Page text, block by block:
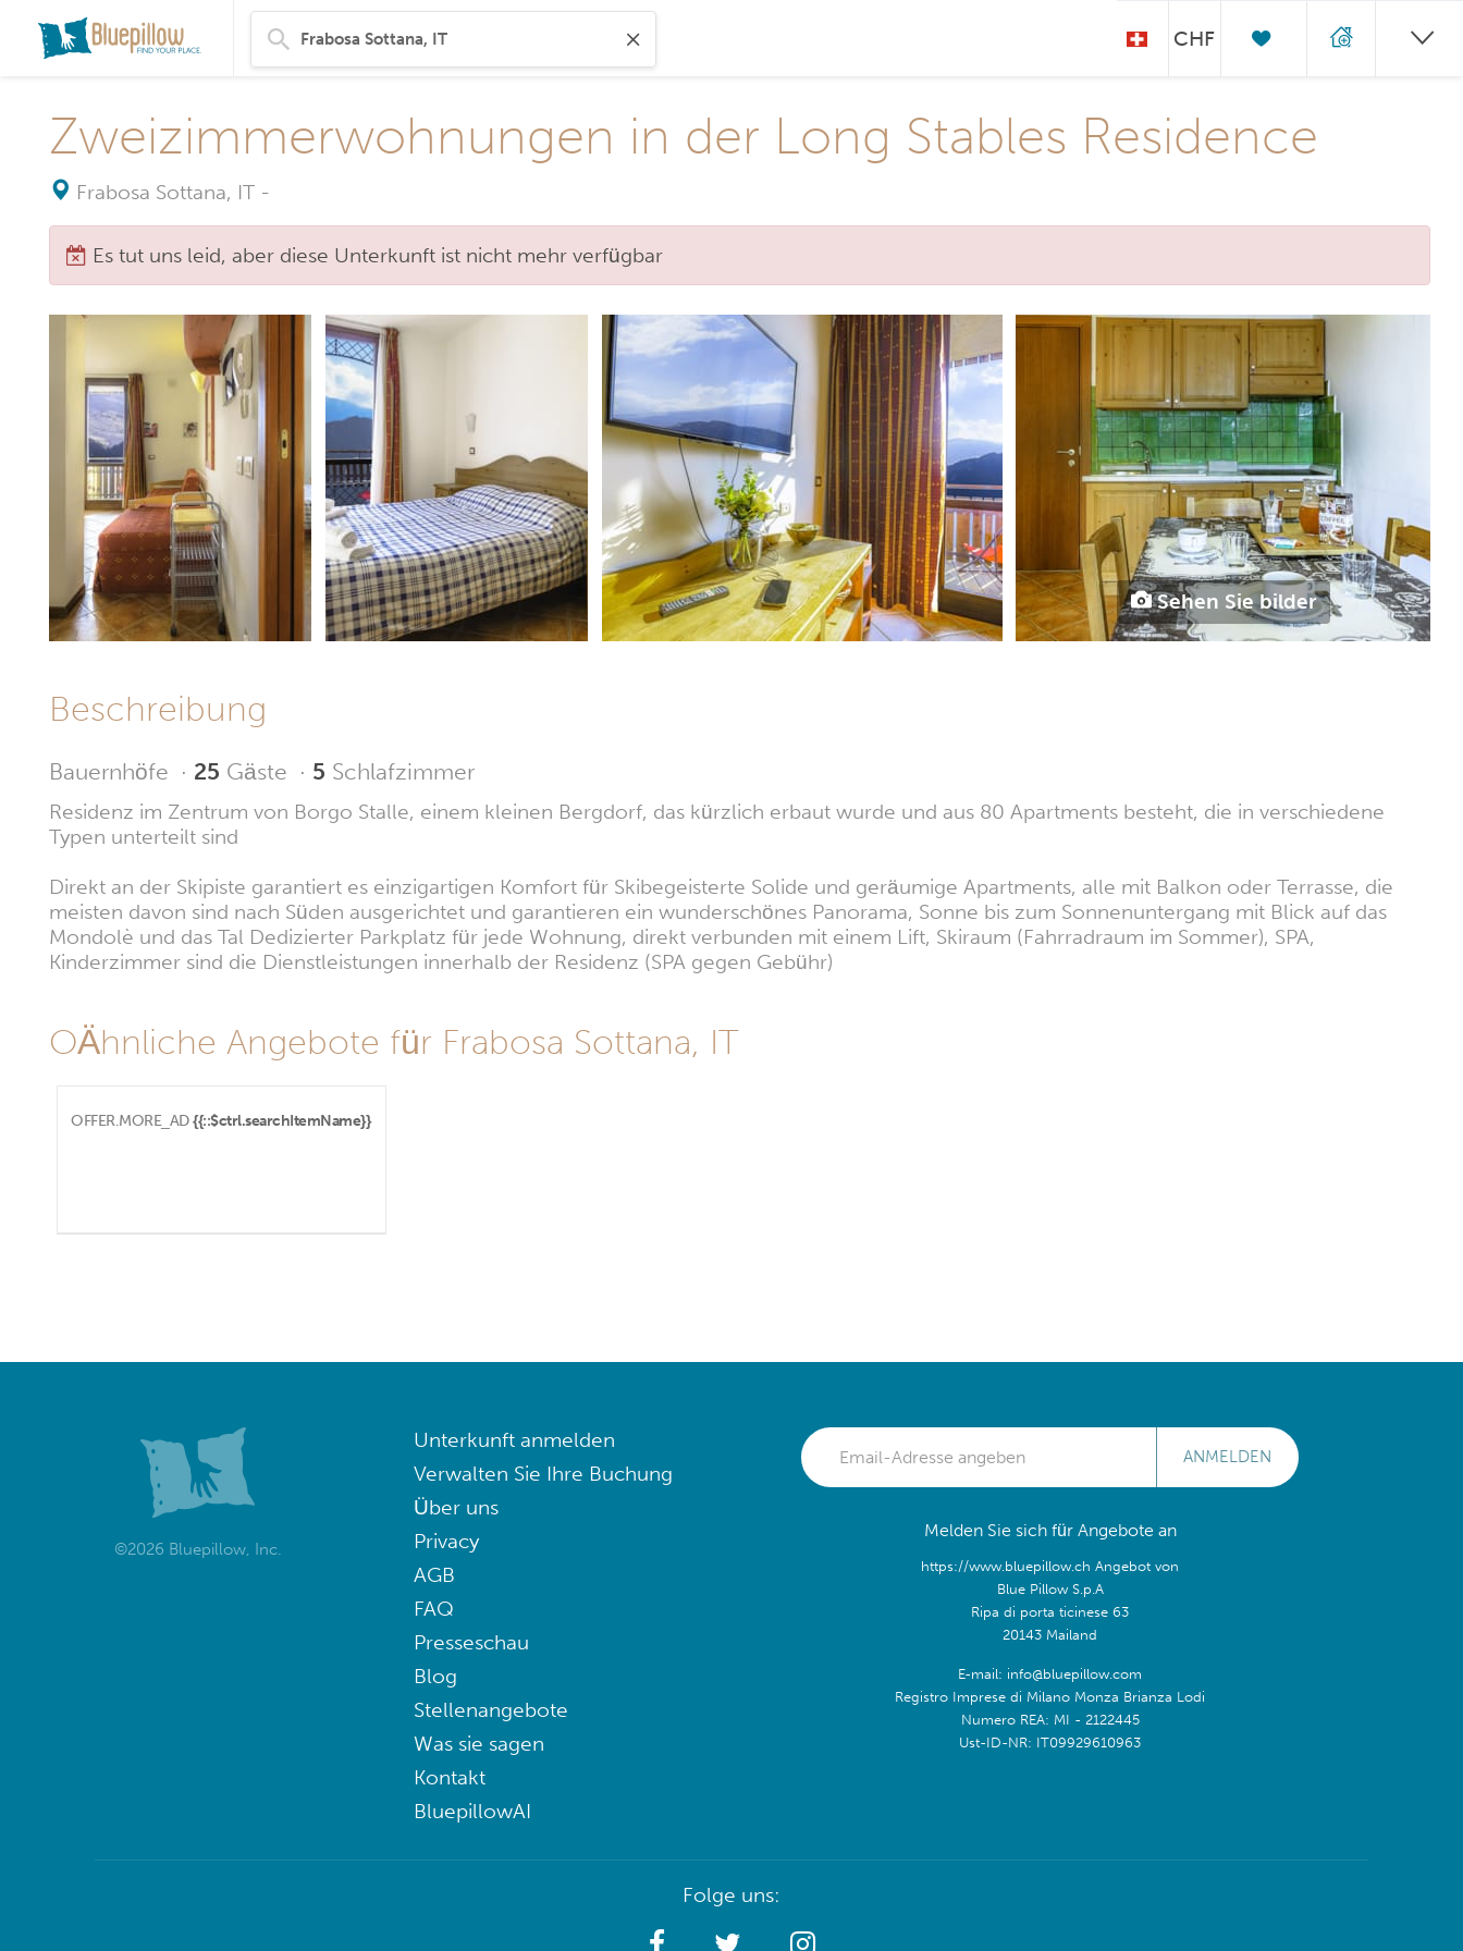
CHF
Zweizimmerwohnungen in der Long Stables Residence
Frabosa Sottana, IT -
Es tut uns leid, aber diese Unterkunft ist nicht mehr verfügbar
Sehen Sie bilder
Beschreibung
Bauernhöfe · 25 Gäste · 5 Schlafzimmer
Residenz im Zentrum von Borgo Stalle, einem kleinen Bergdorf, das kürzlich erbaut wurde und aus 80 Apartments besteht, die in verschiedene
Typen unterteilt sind
Direkt an der Skipiste garantiert es einzigartigen Komfort für Skibegeisterte Solide und geräumige Apartments, alle mit Balkon oder Terrasse, die
meisten davon sind nach Süden ausgerichtet und garantieren ein wunderschönes Panorama, Sonne bis zum Sonnenuntergang mit Blick auf das
Mondolè und das Tal Dedizierter Parkplatz für jede Wohnung, direkt verbunden mit einem Lift, Skiraum (Fahrradraum im Sommer), SPA,
Kinderzimmer sind die Dienstleistungen innerhalb der Residenz (SPA gegen Gebühr)
OÄhnliche Angebote für Frabosa Sottana, IT
OFFER.MORE_AD {{::$ctrl.searchItemName}}
©2026 Bluepillow, Inc.
Unterkunft anmelden
Verwalten Sie Ihre Buchung
Über uns
Privacy
AGB
FAQ
Presseschau
Blog
Stellenangebote
Was sie sagen
Kontakt
BluepillowAI
ANMELDEN
Melden Sie sich für Angebote an
https://www.bluepillow.ch Angebot von
Blue Pillow S.p.A
Ripa di porta ticinese 63
20143 Mailand
E-mail: info@bluepillow.com
Registro Imprese di Milano Monza Brianza Lodi
Numero REA: MI - 2122445
Ust-ID-NR: IT09929610963
Folge uns: